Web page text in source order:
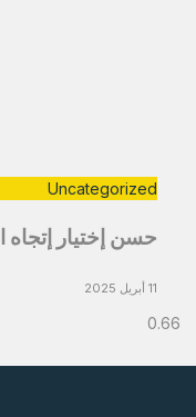
Uncategorized
حسن إختيار إتجاه
11 أبريل 2025